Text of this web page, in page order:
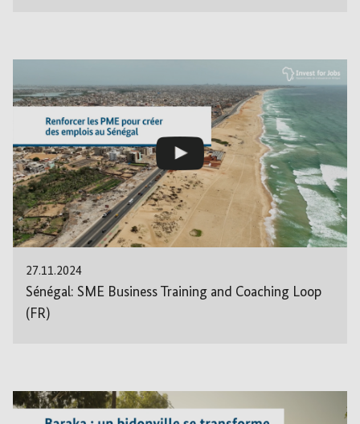
27.11.2024
Sénégal: SME Business Training and Coaching Loop
(FR)